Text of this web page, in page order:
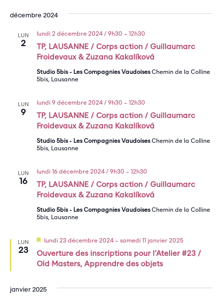
décembre 2024
LUN
2
TP, LAUSANNE / Corps action / Guillaumarc
Froidevaux & Zuzana Kakalíková
lundi 2 décembre 2024 / 9h30 – 12h30
Studio 5bis - Les Compagnies VaudoisesChemin de la Colline
5bis, Lausanne
LUN
9
TP, LAUSANNE / Corps action / Guillaumarc
Froidevaux & Zuzana Kakalíková
lundi 9 décembre 2024 / 9h30 – 12h30
Studio 5bis - Les Compagnies VaudoisesChemin de la Colline
5bis, Lausanne
LUN
16
TP, LAUSANNE / Corps action / Guillaumarc
Froidevaux & Zuzana Kakalíková
lundi 16 décembre 2024 / 9h30 – 12h30
Studio 5bis - Les Compagnies VaudoisesChemin de la Colline
5bis, Lausanne
LUN
23
Ouverture des inscriptions pour l’Atelier #23 /
Old Masters, Apprendre des objets
Mis
avant
lundi 23 décembre 2024– samedi 11 janvier 2025
janvier 2025